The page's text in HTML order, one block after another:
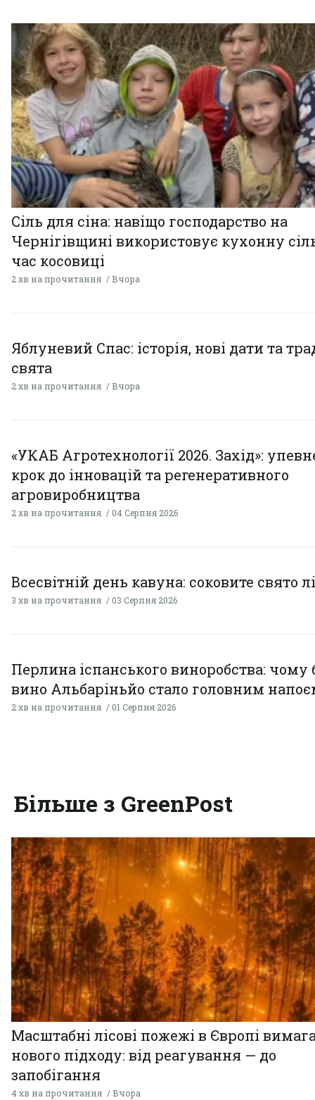
Сіль для сіна: навіщо господарство на
Чернігівщині використовує кухонну
час косовиці
2 хв на прочитання Вчора
Яблуневий Спас: історія, нові дати та
свята
2 хв на прочитання Вчора
«УКАБ Агротехнології 2026. Захід»:
крок до інновацій та регенеративного
агровиробництва
2 хв на прочитання 04 Серпня 2026
Всесвітній день кавуна: соковите свято
3 хв на прочитання 03 Серпня 2026
Перлина іспанського виноробства: чому
вино Альбаріньйо стало головним
2 хв на прочитання 01 Серпня 2026
Більше з GreenPost
Масштабні лісові пожежі в Європі
нового підходу: від реагування — до
запобігання
4 хв на прочитання Вчора